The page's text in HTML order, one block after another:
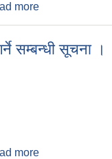
more
सम्बन्धी सूचना ।
more